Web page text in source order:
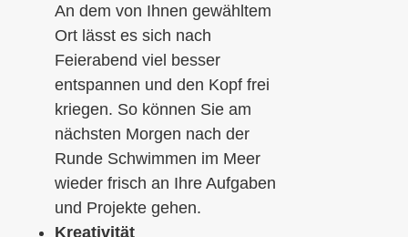
An dem von Ihnen gewähltem
Ort lässt es sich nach
Feierabend viel besser
entspannen und den Kopf frei
kriegen. So können Sie am
nächsten Morgen nach der
Runde Schwimmen im Meer
wieder frisch an Ihre Aufgaben
und Projekte gehen.
Kreativität